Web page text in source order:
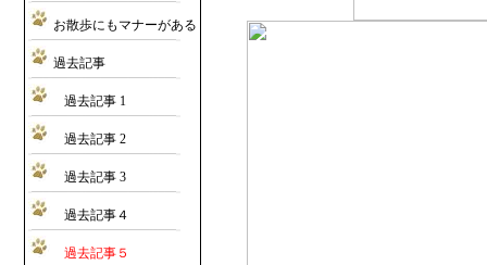
お散歩にもマナーがある
過去記事
過去記事 1
過去記事 2
過去記事 3
過去記事４
過去記事５